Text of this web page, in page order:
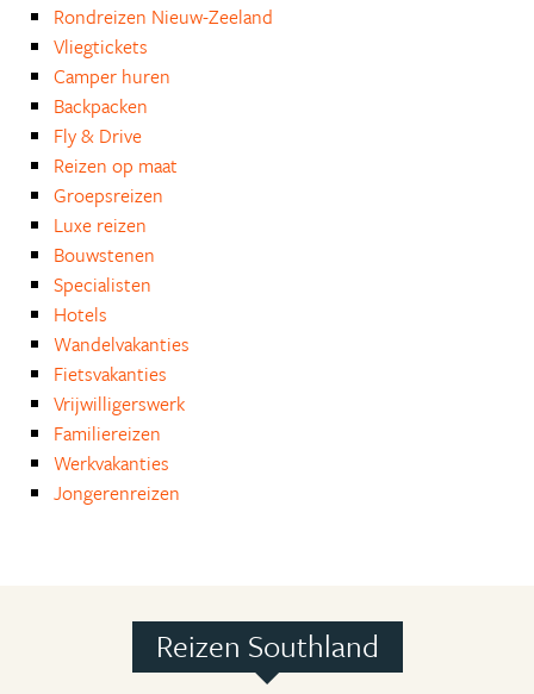
Rondreizen Nieuw-Zeeland
Vliegtickets
Camper huren
Backpacken
Fly & Drive
Reizen op maat
Groepsreizen
Luxe reizen
Bouwstenen
Specialisten
Hotels
Wandelvakanties
Fietsvakanties
Vrijwilligerswerk
Familiereizen
Werkvakanties
Jongerenreizen
Reizen Southland